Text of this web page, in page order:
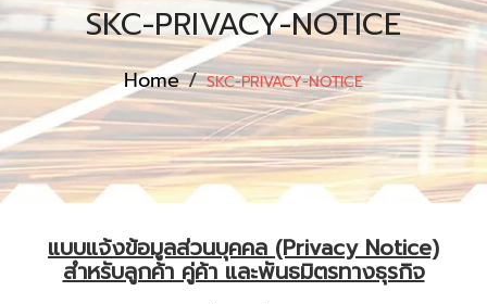
SKC-PRIVACY-NOTICE
Home / SKC-PRIVACY-NOTICE
แบบแจ้งข้อมูลส่วนบุคคล (Privacy Notice)
สำหรับลูกค้า คู่ค้า และพันธมิตรทางธุรกิจ